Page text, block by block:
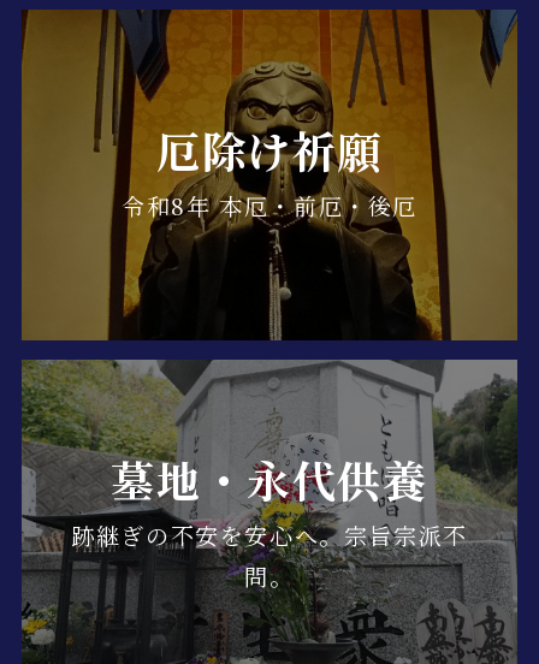
厄除け祈願
令和8年 本厄・前厄・後厄
墓地・永代供養
跡継ぎの不安を安心へ。宗旨宗派不
問。